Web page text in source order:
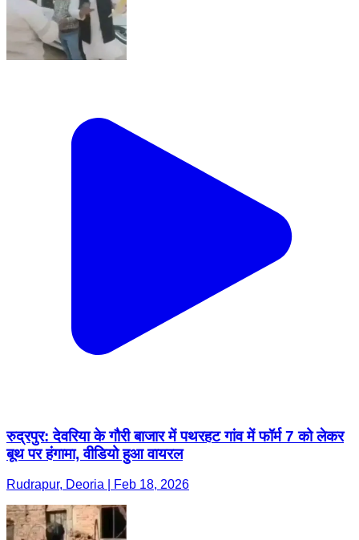
रुद्रपुर: देवरिया के गौरी बाजार में पथरहट गांव में फॉर्म 7 को लेकर
बूथ पर हंगामा, वीडियो हुआ वायरल
Rudrapur, Deoria | Feb 18, 2026